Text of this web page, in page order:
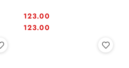
Cena:
123.00
Cena:
123.00